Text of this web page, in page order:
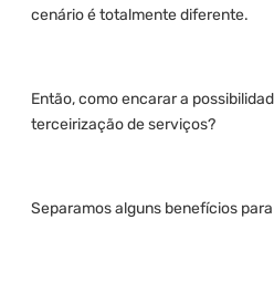
cenário é totalmente diferente.
Então, como encarar a
terceirização de serviços?
Separamos alguns benefícios